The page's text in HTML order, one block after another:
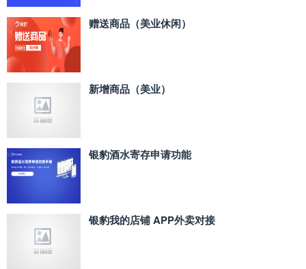
赠送商品（美业休闲）
新增商品（美业）
银豹酒水寄存申请功能
银豹我的店铺 APP外卖对接